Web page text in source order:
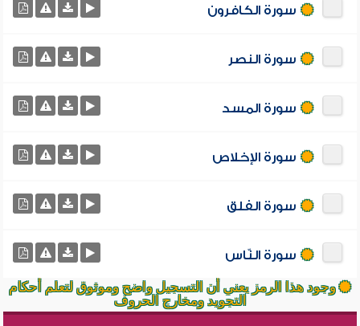
سورة الكافرون
سورة النصر
سورة المسد
سورة الإخلاص
سورة الفلق
سورة النّاس
وجود هذا الرمز يعني أن التسجيل واضح وموثوق لتعلم أحكام
التجويد ومخارج الحروف